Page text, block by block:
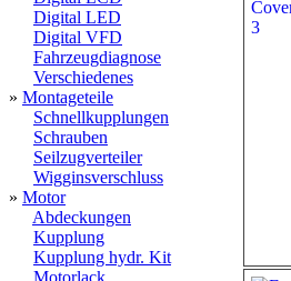
Digital LED
Digital VFD
Fahrzeugdiagnose
Verschiedenes
» Montageteile
Schnellkupplungen
Schrauben
Seilzugverteiler
Wigginsverschluss
» Motor
Abdeckungen
Kupplung
Kupplung hydr. Kit
Motorlack